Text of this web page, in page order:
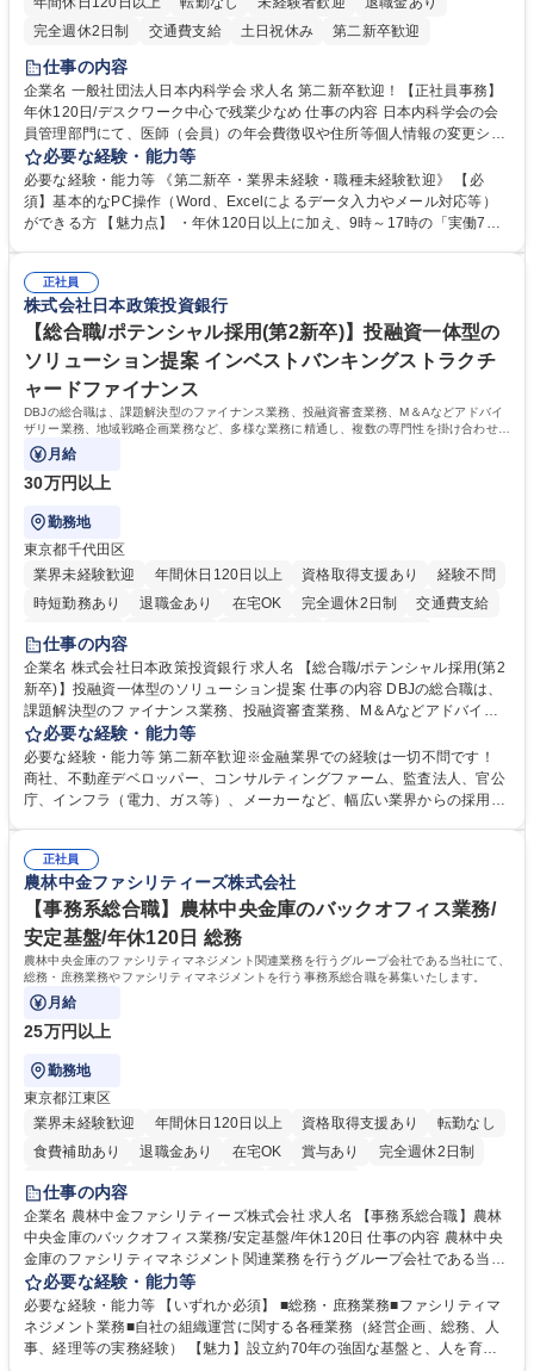
完全週休2日制
交通費支給 土日祝休み 第二新卒歓迎
仕事の内容
企業名 一般社団法人日本内科学会 求人名 第二新卒歓迎！【正社員事務】
年休120日/デスクワーク中心で残業少なめ 仕事の内容 日本内科学会の会
員管理部門にて、医師（会員）の年会費徴収や住所等個人情報の変更シス
テム入力、電話・FAX対応をお任せします。将来的には、各種委員会の運
営事務局業務などにも幅広く携わっていただきます。 【会員管理・データ
入力業務】 ・医師（会員）の住所変更、個人情報のシステム登録・更新
・年会費の徴収管理や入金データの照合確認 【問い合わせ対応】 ・会員
年休120日/デスクワーク中心で残業少なめ
必要な経験・能力等
必要な経験・能力等 《第二新卒・業界未経験・職種未経験歓迎》 【必
須】基本的なPC操作（Word、Excelによるデータ入力やメール対応等）
ができる方 【魅力点】 ・年休120日以上に加え、9時～17時の「実働7時
整、資料作成、当日の運営サポート 学歴・資格 学歴：大学院 大学 語学
力： 資格：
正社員
株式会社日本政策投資銀行
【総合職/ポテンシャル採用(第2新卒)】投融資一体型の
ソリューション提案 インベストバンキングストラクチ
ャードファイナンス
DBJの総合職は、課題解決型のファイナンス業務、投融資審査業務、M＆Aなどアドバイ
ザリー業務、地域戦略企画業務など、多様な業務に精通し、複数の専門性を掛け合わせて
広く社会に貢献していく職種です。
月給
30万円以上
勤務地
東京都千代田区
業界未経験歓迎
年間休日120日以上 資格取得支援あり
経験不問
時短勤務あり
退職金あり 在宅OK 完全週休2日制
交通費支給
駅近5分以内
食事補助あり
託児所あり
仕事の内容
企業名 株式会社日本政策投資銀行 求人名 【総合職/ポテンシャル採用(第2
新卒)】投融資一体型のソリューション提案 仕事の内容 DBJの総合職は、
課題解決型のファイナンス業務、投融資審査業務、M＆Aなどアドバイザ
リー業務、地域戦略企画業務など、多様な業務に精通し、複数の専門性を
掛け合わせて広く社会に貢献していく職種です。 入社後は、横断的なロー
テーションを経て適性や専門性に応じたキャリアを形成していただきま
す。総合職として入社いただき、下記いずれかの部門でご活躍いただきま
ート・ナレッジ業務 ※それぞれの業務内容に関しては、別途その他労働条
件備考欄に記載 募集職種 【総合職/ポテンシャル採用(第2新卒)】投融資一
体型のソリューション提案
必要な経験・能力等
必要な経験・能力等 第二新卒歓迎※金融業界での経験は一切不問です！
商社、不動産デベロッパー、コンサルティングファーム、監査法人、官公
庁、インフラ（電力、ガス等）、メーカーなど、幅広い業界からの採用実
く高い志を併せもった人材を求めています。ポテンシャル採用（第2新
卒）では、金融業界での経験や知識を問いません。新たな時代を見据え
て、複雑化する社会課題の解決に向けて先鞭をつける役割を担いたい、と
いう気概をお持ちの方を心待ちにしています。 学歴・資格 学歴：大学院
大学 語学力： 資格：
正社員
農林中金ファシリティーズ株式会社
【事務系総合職】農林中央金庫のバックオフィス業務/
安定基盤/年休120日 総務
農林中央金庫のファシリティマネジメント関連業務を行うグループ会社である当社にて、
総務・庶務業務やファシリティマネジメントを行う事務系総合職を募集いたします。
月給
25万円以上
勤務地
東京都江東区
業界未経験歓迎
年間休日120日以上 資格取得支援あり
転勤なし
食費補助あり
退職金あり 在宅OK 賞与あり
完全週休2日制
インセンティブあり
仕事の内容
企業名 農林中金ファシリティーズ株式会社 求人名 【事務系総合職】農林
中央金庫のバックオフィス業務/安定基盤/年休120日 仕事の内容 農林中央
金庫のファシリティマネジメント関連業務を行うグループ会社である当社
にて、総務・庶務業務やファシリティマネジメントを行う事務系総合職を
募集いたします。 ■総務・庶務業務：外部委託先（外注先）や契約書の管
理、総務部門での管理業務、会計管理や決算業務、印刷物等の制作管理等
※親会社である農林中央金庫から受託した総務庶務業務 ■ファシリティマ
必要な経験・能力等
必要な経験・能力等 【いずれか必須】 ■総務・庶務業務■ファシリティマ
ネジメント業務■自社の組織運営に関する各種業務（経営企画、総務、人
事、経理等の実務経験） 【魅力】設立約70年の強固な基盤と、人を育て